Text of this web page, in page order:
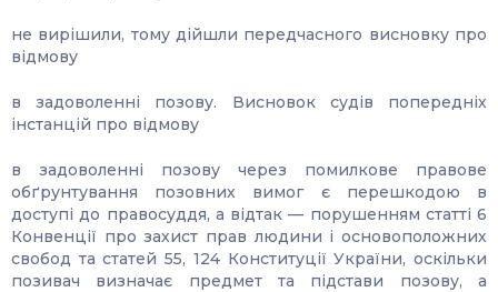
не вирішили, тому дійшли передчасного висновку про
відмову
в задоволенні позову. Висновок судів попередніх
інстанцій про відмову
в задоволенні позову через помилкове правове
обґрунтування позовних вимог є перешкодою в
доступі до правосуддя, а відтак — порушенням статті 6
Конвенції про захист прав людини і основоположних
свобод та статей 55, 124 Конституції України, оскільки
позивач визначає предмет та підстави позову, а